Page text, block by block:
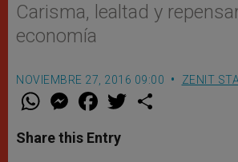
Carisma, lealtad y
economía
NOVIEMBRE 27, 2016 09:00 ZENIT
W
t
s
M
e
s
e
F
a
e
b
w
Share this Entry